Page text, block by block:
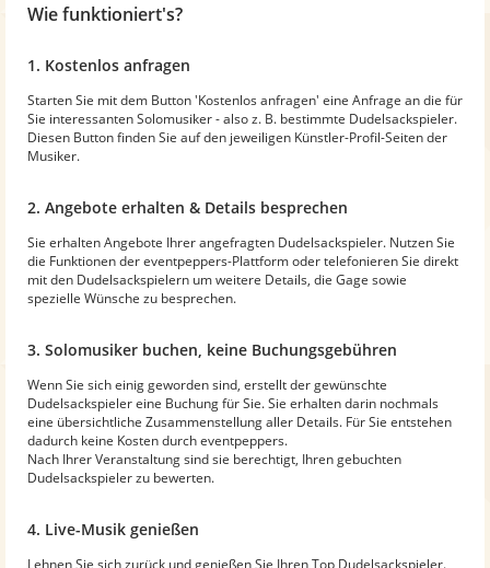
Wie funktioniert's?
1. Kostenlos anfragen
Starten Sie mit dem Button 'Kostenlos anfragen' eine Anfrage an die für
Sie interessanten Solomusiker - also z. B. bestimmte Dudelsackspieler.
Diesen Button finden Sie auf den jeweiligen Künstler-Profil-Seiten der
Musiker.
2. Angebote erhalten & Details besprechen
Sie erhalten Angebote Ihrer angefragten Dudelsackspieler. Nutzen Sie
die Funktionen der eventpeppers-Plattform oder telefonieren Sie direkt
mit den Dudelsackspielern um weitere Details, die Gage sowie
spezielle Wünsche zu besprechen.
3. Solomusiker buchen, keine Buchungsgebühren
Wenn Sie sich einig geworden sind, erstellt der gewünschte
Dudelsackspieler eine Buchung für Sie. Sie erhalten darin nochmals
eine übersichtliche Zusammenstellung aller Details. Für Sie entstehen
dadurch keine Kosten durch eventpeppers.
Nach Ihrer Veranstaltung sind sie berechtigt, Ihren gebuchten
Dudelsackspieler zu bewerten.
4. Live-Musik genießen
Lehnen Sie sich zurück und genießen Sie Ihren Top Dudelsackspieler.